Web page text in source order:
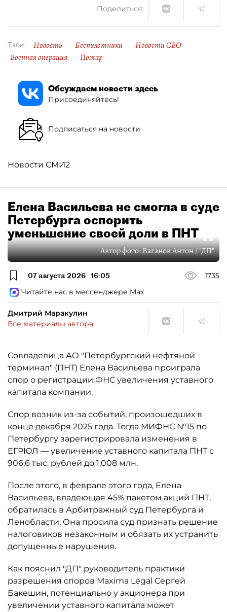
Поделиться:
Тэги: Новость Беспилотники
Новости СВО
Военная операция
Пожар
Обсуждаем новости здесь
Присоединяйтесь!
Подписаться на новости
Новости СМИ2
Елена Васильева не смогла в суде
Петербурга оспорить
уменьшение своей доли в ПНТ
Автор фото:Ваганов Антон / "ДП"
07 августа 2026 16:05
1735
Читайте нас в мессенджере Max
Дмитрий Маракулин
Все материалы автора
Совладелица АО "Петербургский нефтяной
терминал" (ПНТ) Елена Васильева проиграла
спор о регистрации ФНС увеличения уставного
капитала компании.
Спор возник из-за событий, произошедших в
конце декабря 2025 года. Тогда МИФНС №15 по
Петербургу зарегистрировала изменения в
ЕГРЮЛ — увеличение уставного капитала ПНТ с
906,6 тыс. рублей до 1,008 млн.
После этого, в феврале этого года, Елена
Васильева, владеющая 45% пакетом акций ПНТ,
обратилась в Арбитражный суд Петербурга и
Ленобласти. Она просила суд признать решение
налоговиков незаконным и обязать их устранить
допущенные нарушения.
Как пояснил "ДП" руководитель практики
разрешения споров Maxima Legal Сергей
Бакешин, потенциально у акционера при
увеличении уставного капитала может